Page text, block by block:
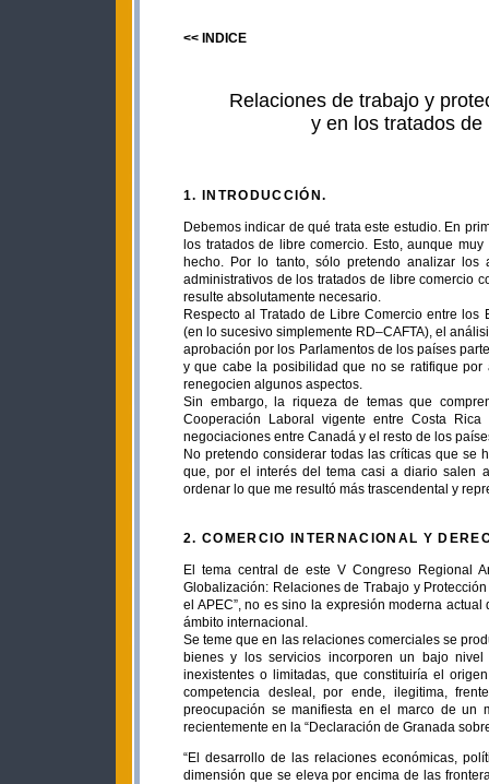
<< INDICE
Relaciones de trabajo y
y en los tratados
1. INTRODUCCIÓN.
Debemos indicar de qué trata este estudio. En
los tratados de libre comercio. Esto, aunque
hecho. Por lo tanto, sólo pretendo analizar
administrativos de los tratados de libre comercio
resulte absolutamente necesario.
Respecto al Tratado de Libre Comercio entre
(en lo sucesivo simplemente RD–CAFTA), el
aprobación por los Parlamentos de los países
y que cabe la posibilidad que no se ratifique
renegocien algunos aspectos.
Sin embargo, la riqueza de temas que
Cooperación Laboral vigente entre Costa
negociaciones entre Canadá y el resto de los
No pretendo considerar todas las críticas que se
que, por el interés del tema casi a diario salen
ordenar lo que me resultó más trascendental y
2. COMERCIO INTERNACIONAL Y
El tema central de este V Congreso Regional
Globalización: Relaciones de Trabajo y
el APEC”, no es sino la expresión moderna
ámbito internacional.
Se teme que en las relaciones comerciales se
bienes y los servicios incorporen un bajo
inexistentes o limitadas, que constituiría el
competencia desleal, por ende, ilegitima,
preocupación se manifiesta en el marco de un
recientemente en la “Declaración de Granada
“El desarrollo de las relaciones económicas,
dimensión que se eleva por encima de las